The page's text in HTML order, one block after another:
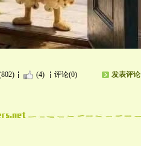
(4) 评论(0) 发表评论